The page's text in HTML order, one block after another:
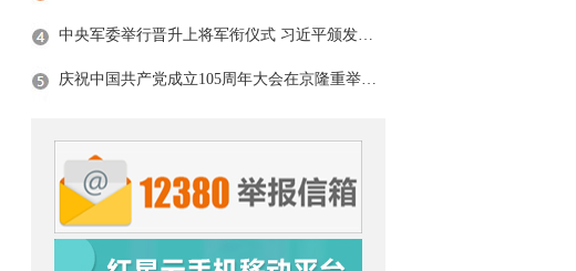
中央军委举行晋升上将军衔仪式 习近平颁发命令状并向晋衔的军官表示祝贺
庆祝中国共产党成立105周年大会在京隆重举行 习近平发表重要讲话